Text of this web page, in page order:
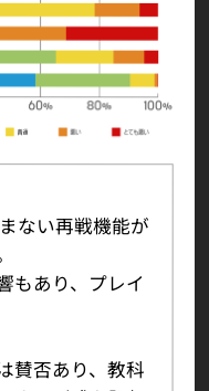
ない再戦機能が
もあり、プレイ
賛否あり、教科